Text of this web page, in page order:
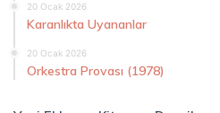
20 Ocak 2026
Karanlıkta Uyananlar
20 Ocak 2026
Orkestra Provası (1978)